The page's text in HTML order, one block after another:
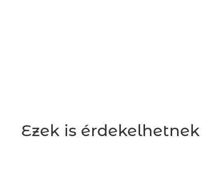
Ezek is érdekelhetnek